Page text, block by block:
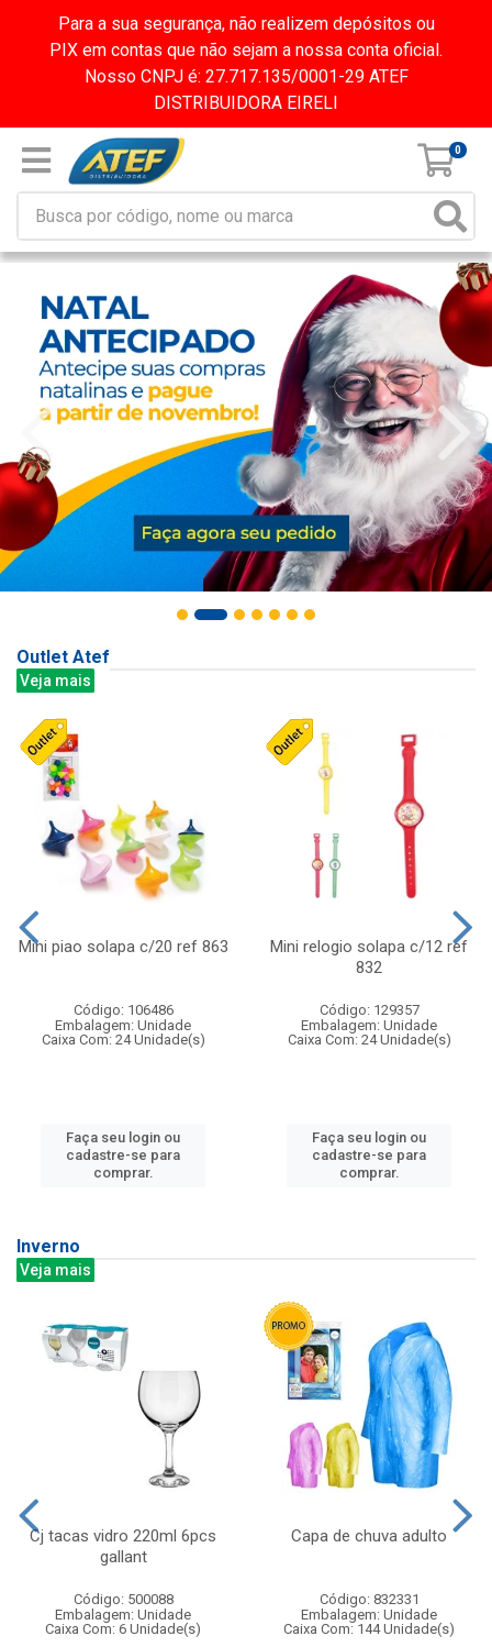
Para a sua segurança, não realizem depósitos ou
PIX em contas que não sejam a nossa conta oficial.
Nosso CNPJ é: 27.717.135/0001-29 ATEF
DISTRIBUIDORA EIRELI
0
Outlet Atef
Veja mais
Mini piao solapa c/20 ref 863
Código: 106486
Embalagem: Unidade
Caixa Com: 24 Unidade(s)
Faça seu login ou
cadastre-se para
comprar.
Mini relogio solapa c/12 ref
832
Código: 129357
Embalagem: Unidade
Caixa Com: 24 Unidade(s)
Faça seu login ou
cadastre-se para
comprar.
Inverno
Veja mais
Cj tacas vidro 220ml 6pcs
gallant
Código: 500088
Embalagem: Unidade
Caixa Com: 6 Unidade(s)
Capa de chuva adulto
Código: 832331
Embalagem: Unidade
Caixa Com: 144 Unidade(s)